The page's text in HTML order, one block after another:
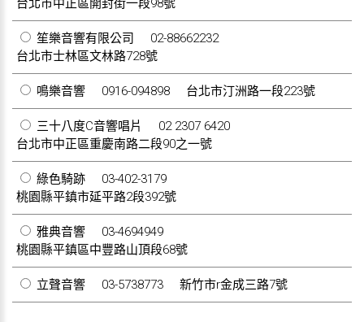
台北市中正區開封街一段98號
笙樂音響有限公司
02-88662232
台北市士林區文林路728號
鳴樂音響 0916-094898 台北市汀洲路一段223號
三十八度C音響唱片
02 2307 6420
台北市中正區重慶南路二段90之一號
綠色騎跡
03-402-3179
桃園縣平鎮市延平路2段392號
雅典音響
03-4694949
桃園縣平鎮區中豐路山頂段68號
立聲音響 03-5738773 新竹市r金成三路7號